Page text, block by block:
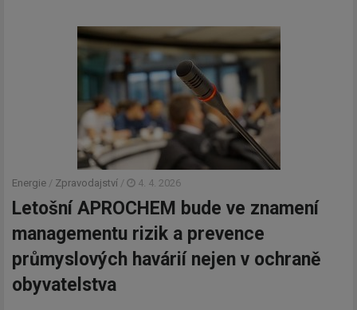
Energie / Zpravodajství / 4. 4. 2026
Letošní APROCHEM bude ve znamení
managementu rizik a prevence
průmyslových havárií nejen v ochraně
obyvatelstva